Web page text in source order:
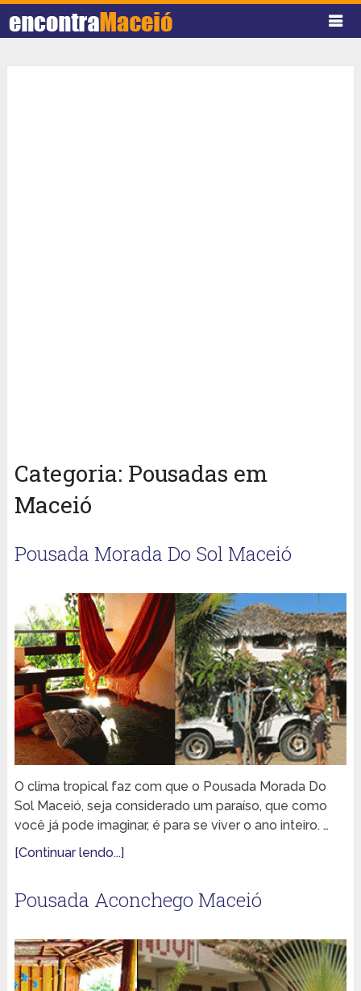
Categoria: Pousadas em
Maceió
Pousada Morada Do Sol Maceió
O clima tropical faz com que o Pousada Morada Do
Sol Maceió, seja considerado um paraíso, que como
você já pode imaginar, é para se viver o ano inteiro. …
[Continuar lendo...]
Pousada Aconchego Maceió